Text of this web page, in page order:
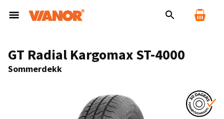
GT Radial Kargomax ST-4000
Sommerdekk